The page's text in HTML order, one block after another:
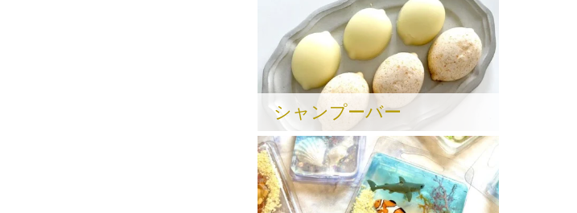
シャンプーバー